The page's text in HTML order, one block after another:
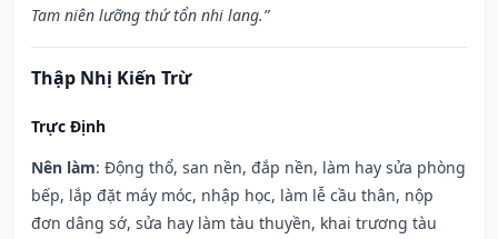
Tam niên lưỡng thứ tổn nhi lang.”
Thập Nhị Kiến Trừ
Trực Định
Nên làm: Động thổ, san nền, đắp nền, làm hay sửa phòng
bếp, lắp đặt máy móc, nhập học, làm lễ cầu thân, nộp
đơn dâng sớ, sửa hay làm tàu thuyền, khai trương tàu